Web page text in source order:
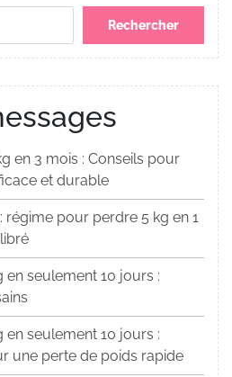
Rechercher
en 3 mois : Conseils pour
et durable
pour perdre 5 kg en 1
seulement 10 jours :
seulement 10 jours :
une perte de poids rapide